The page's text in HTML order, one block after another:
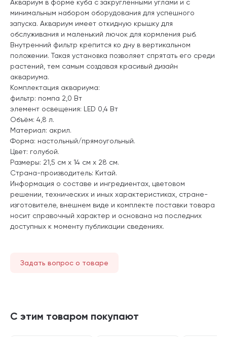
Аквариум в форме куба с закругленными углами и с
минимальным набором оборудования для успешного
запуска. Аквариум имеет откидную крышку для
обслуживания и маленький лючок для кормления рыб.
Внутренний фильтр крепится ко дну в вертикальном
положении. Такая установка позволяет спрятать его среди
растений, тем самым создавая красивый дизайн
аквариума.
Комплектация аквариума:
фильтр: помпа 2,0 Вт
элемент освещения: LED 0,4 Вт
Объём: 4,8 л.
Материал: акрил.
Форма: настольный/прямоугольный.
Цвет: голубой.
Размеры: 21,5 см х 14 см х 28 см.
Страна-производитель: Китай.
Информация о составе и ингредиентах, цветовом
решении, технических и иных характеристиках, стране-
изготовителе, внешнем виде и комплекте поставки товара
носит справочный характер и основана на последних
доступных к моменту публикации сведениях.
Задать вопрос о товаре
С этим товаром покупают